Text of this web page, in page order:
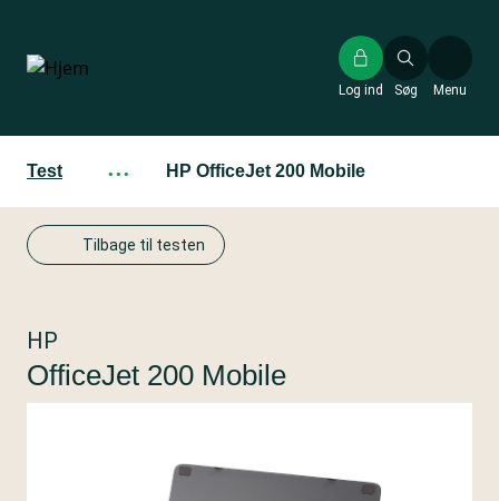
hovedindhold
Søg
Log ind Menu
Test ··· HP OfficeJet 200 Mobile
Tilbage til testen
HP
OfficeJet 200 Mobile